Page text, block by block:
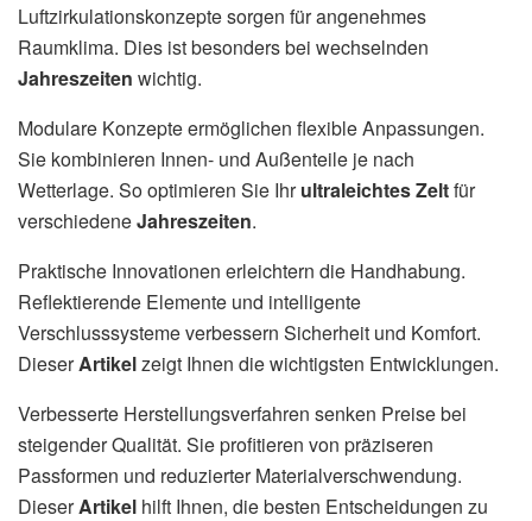
Luftzirkulationskonzepte sorgen für angenehmes
Raumklima. Dies ist besonders bei wechselnden
Jahreszeiten wichtig.
Modulare Konzepte ermöglichen flexible Anpassungen.
Sie kombinieren Innen- und Außenteile je nach
Wetterlage. So optimieren Sie Ihrultraleichtes Zeltfür
verschiedeneJahreszeiten.
Praktische Innovationen erleichtern die Handhabung.
Reflektierende Elemente und intelligente
Verschlusssysteme verbessern Sicherheit und Komfort.
DieserArtikelzeigt Ihnen die wichtigsten Entwicklungen.
Verbesserte Herstellungsverfahren senken Preise bei
steigender Qualität. Sie profitieren von präziseren
Passformen und reduzierter Materialverschwendung.
DieserArtikel hilft Ihnen, die besten Entscheidungen zu